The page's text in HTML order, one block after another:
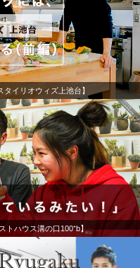
イリオウィズ上池台】
トハウス溝の口100⁺b】